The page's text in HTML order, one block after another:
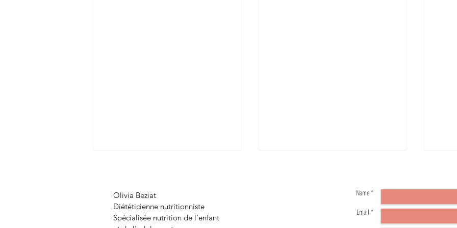
Les
Olivia Beziat
Diététicienne nutritionniste
Spécialisée nutrition de l'enfant
Name *
Email *